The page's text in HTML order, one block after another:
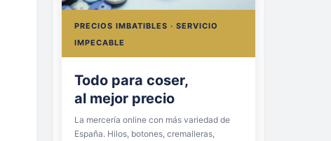
PRECIOS IMBATIBLES · SERVICIO
IMPECABLE
Todo para coser,
al mejor precio
La mercería online con más variedad de
España. Hilos, botones, cremalleras,